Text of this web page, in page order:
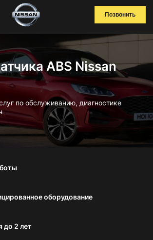
Позвонить
ABS Nissan
по обслуживанию, диагностике
оборудование
до 2 лет